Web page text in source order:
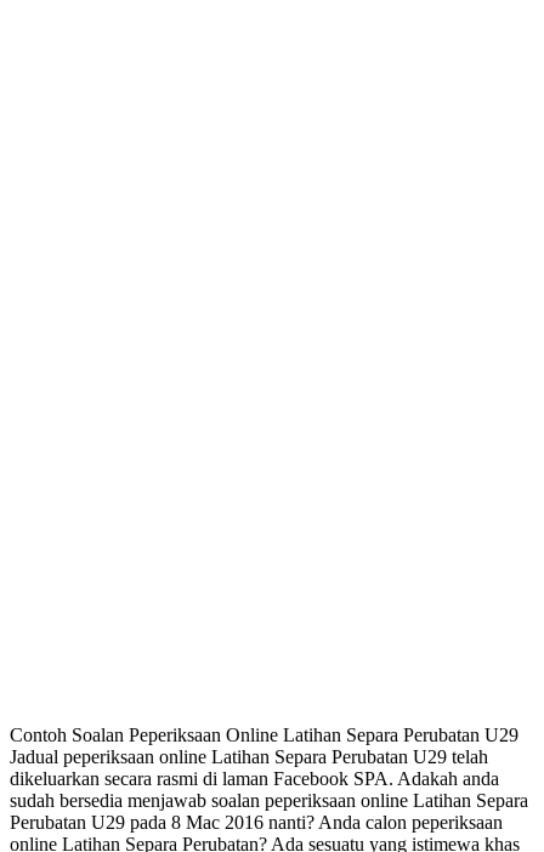
Contoh Soalan Peperiksaan Online Latihan Separa Perubatan U29
Jadual peperiksaan online Latihan Separa Perubatan U29 telah
dikeluarkan secara rasmi di laman Facebook SPA. Adakah anda
sudah bersedia menjawab soalan peperiksaan online Latihan Separa
Perubatan U29 pada 8 Mac 2016 nanti? Anda calon peperiksaan
online Latihan Separa Perubatan? Ada sesuatu yang istimewa khas